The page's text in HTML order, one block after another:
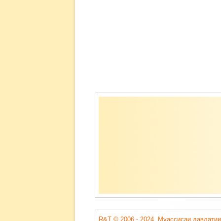
Содержимое
R&T © 2006 - 2024. Муассисаи